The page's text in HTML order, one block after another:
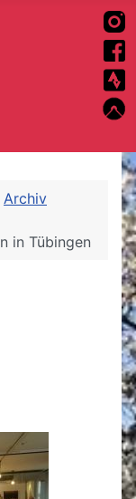
Archiv
in Tübingen